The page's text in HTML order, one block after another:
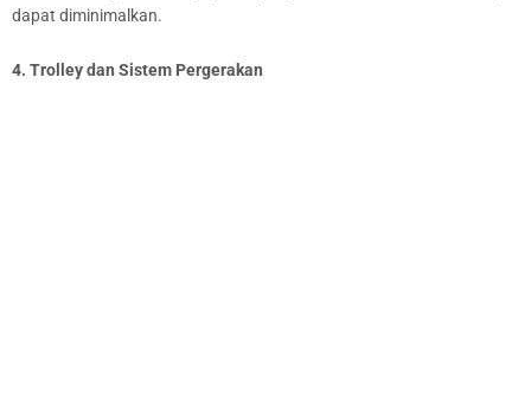
dapat diminimalkan.
4. Trolley dan Sistem Pergerakan